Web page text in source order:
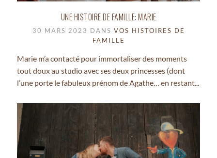
UNE HISTOIRE DE FAMILLE: MARIE
30 MARS 2023 DANS VOS HISTOIRES DE
FAMILLE
Marie m’a contacté pour immortaliser des moments
tout doux au studio avec ses deux princesses (dont
l’une porte le fabuleux prénom de Agathe… en restant...